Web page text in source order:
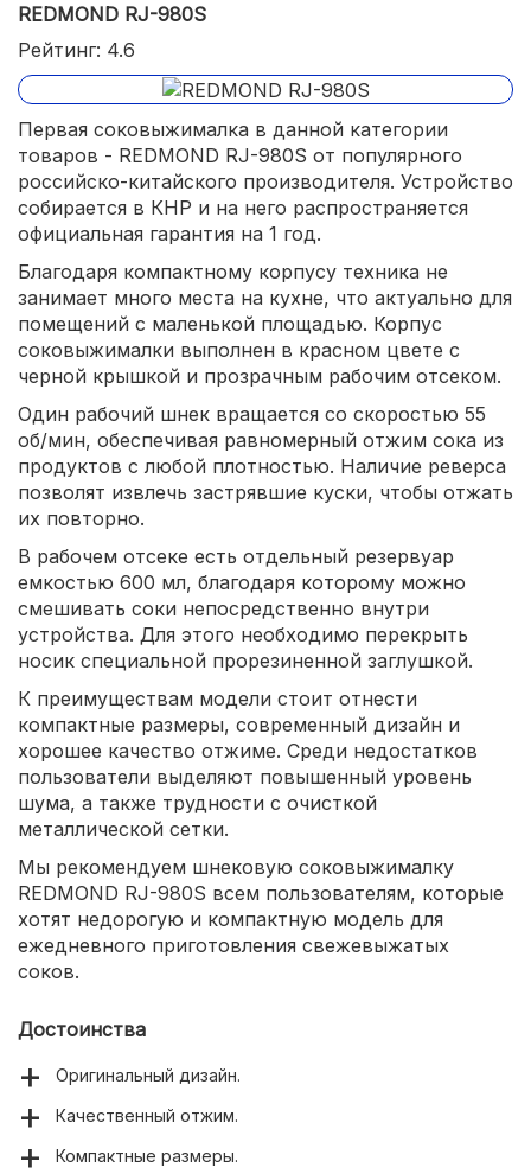
REDMOND RJ-980S
Рейтинг: 4.6
Первая соковыжималка в данной категории
товаров - REDMOND RJ-980S от популярного
российско-китайского производителя. Устройство
собирается в КНР и на него распространяется
официальная гарантия на 1 год.
Благодаря компактному корпусу техника не
занимает много места на кухне, что актуально для
помещений с маленькой площадью. Корпус
соковыжималки выполнен в красном цвете с
черной крышкой и прозрачным рабочим отсеком.
Один рабочий шнек вращается со скоростью 55
об/мин, обеспечивая равномерный отжим сока из
продуктов с любой плотностью. Наличие реверса
позволят извлечь застрявшие куски, чтобы отжать
их повторно.
В рабочем отсеке есть отдельный резервуар
емкостью 600 мл, благодаря которому можно
смешивать соки непосредственно внутри
устройства. Для этого необходимо перекрыть
носик специальной прорезиненной заглушкой.
К преимуществам модели стоит отнести
компактные размеры, современный дизайн и
хорошее качество отжиме. Среди недостатков
пользователи выделяют повышенный уровень
шума, а также трудности с очисткой
металлической сетки.
Мы рекомендуем шнековую соковыжималку
REDMOND RJ-980S всем пользователям, которые
хотят недорогую и компактную модель для
ежедневного приготовления свежевыжатых
соков.
Достоинства
Оригинальный дизайн.
Качественный отжим.
Компактные размеры.